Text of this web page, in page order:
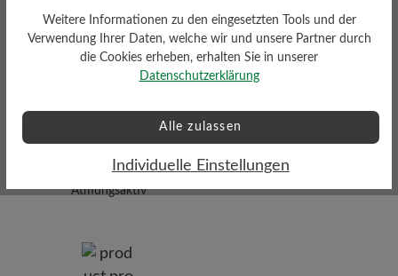
Funktionalität
Atmungsaktiv
griffig
Weitere Informationen zu den eingesetzten Tools und der
Verwendung Ihrer Daten, welche wir und unsere Partner durch
die Cookies erheben, erhalten Sie in unserer
Datenschutzerklärung
Alle zulassen
Individuelle Einstellungen